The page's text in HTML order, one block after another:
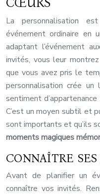
CŒURS
La personnalisation
événement ordinaire en
adaptant l’événement
invités, vous leur
que vous avez pris le
personnalisation crée
sentiment
C’est un moyen subtil et
sont importants et qu’ils
moments magiques
CONNAÎTRE
Avant de planifier un
connaître vos invités.